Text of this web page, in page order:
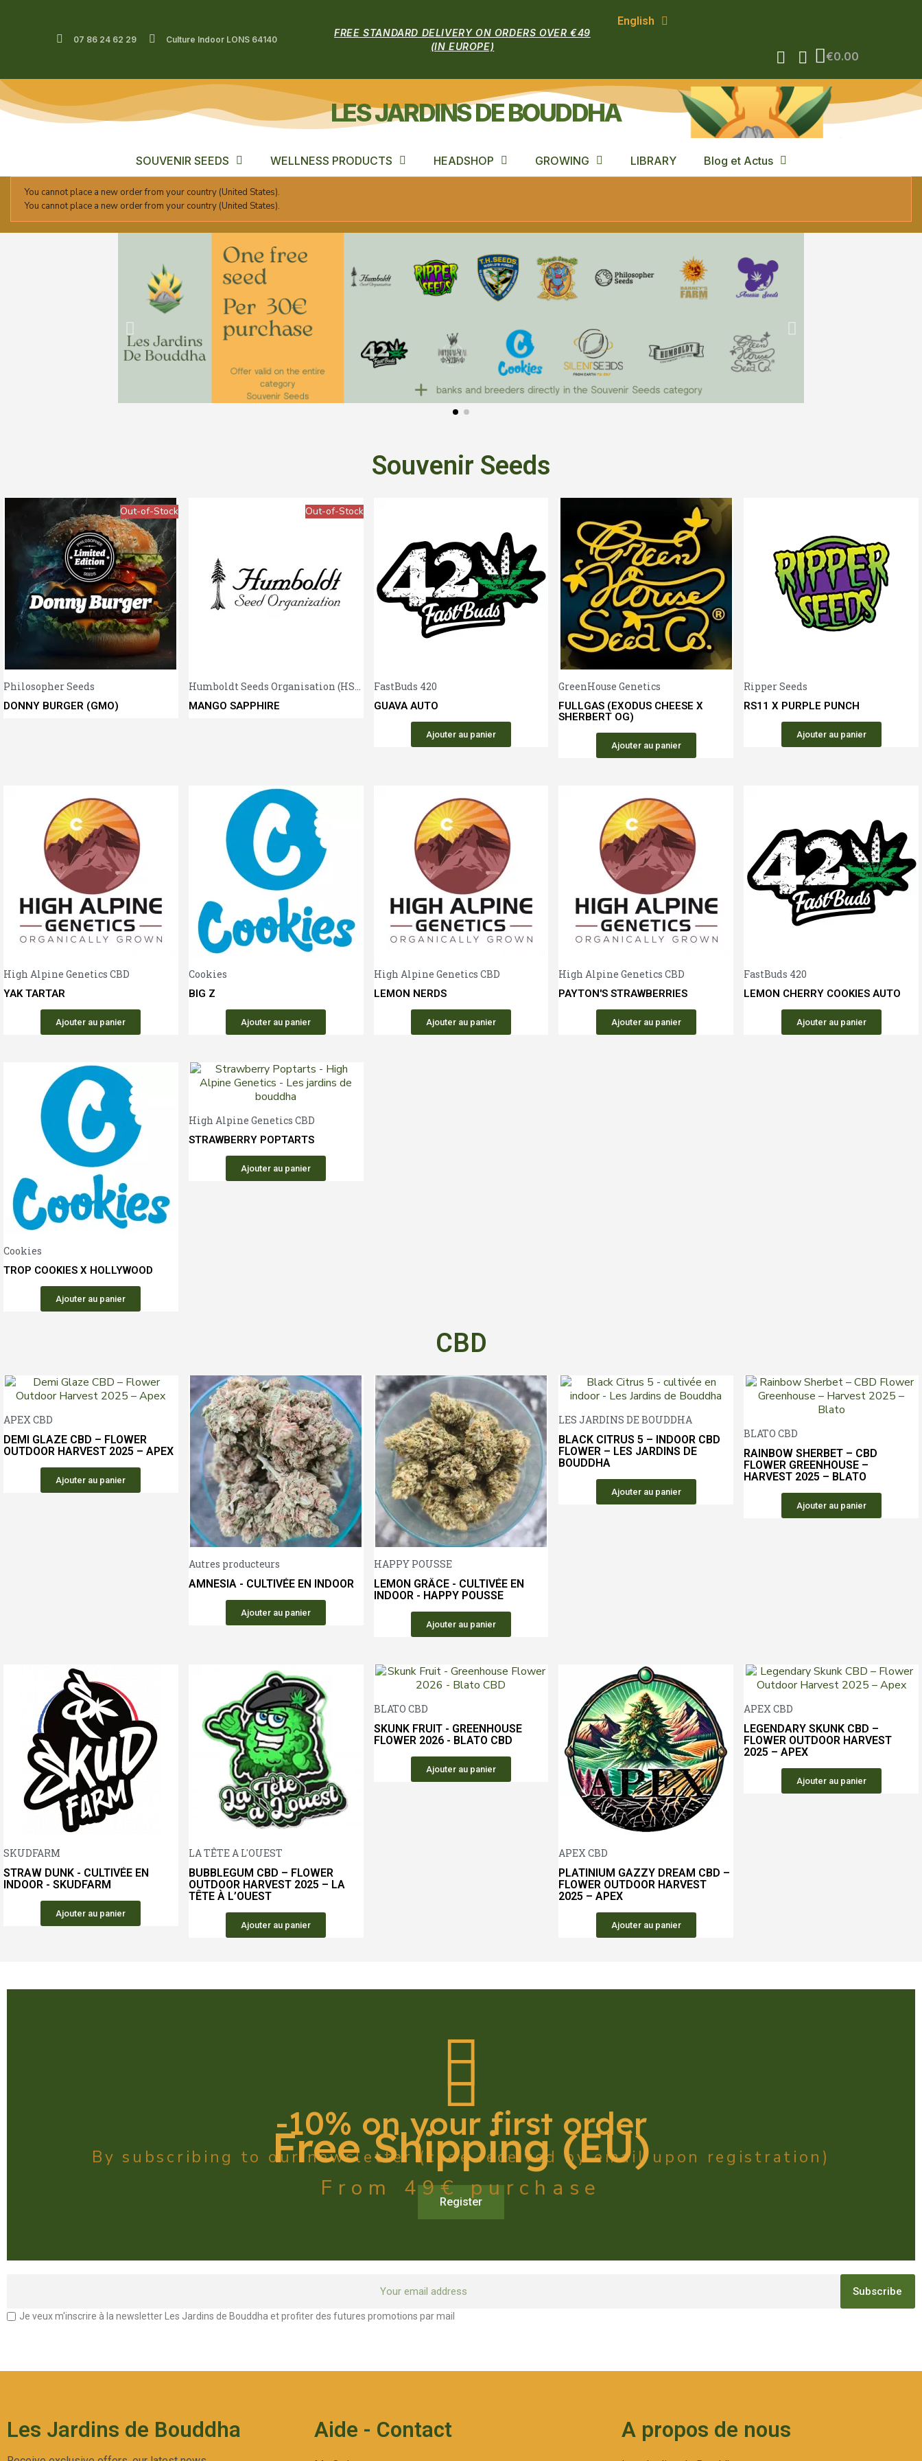
07 86 24 62 29 Culture Indoor LONS 64140
FREE STANDARD DELIVERY ON ORDERS OVER €49
(IN EUROPE)
English
€0.00
LES JARDINS DE BOUDDHA
SOUVENIR SEEDS WELLNESS PRODUCTS HEADSHOP GROWING LIBRARY Blog et Actus
You cannot place a new order from your country (United States).
You cannot place a new order from your country (United States).
Souvenir Seeds
Aperçu rapide
Out-of-Stock
Philosopher Seeds
DONNY BURGER (GMO)
Aperçu rapide
Out-of-Stock
Humboldt Seeds Organisation (HSO)
MANGO SAPPHIRE
Aperçu rapide
FastBuds 420
GUAVA AUTO
Ajouter au panier
Aperçu rapide
GreenHouse Genetics
FULLGAS (EXODUS CHEESE X
SHERBERT OG)
Ajouter au panier
Ripper Seeds
RS11 X PURPLE PUNCH
Ajouter au panier
Aperçu rapide
High Alpine Genetics CBD
YAK TARTAR
Ajouter au panier
Aperçu rapide
Cookies
BIG Z
Ajouter au panier
Aperçu rapide
High Alpine Genetics CBD
LEMON NERDS
Ajouter au panier
Aperçu rapide
High Alpine Genetics CBD
PAYTON'S STRAWBERRIES
Ajouter au panier
FastBuds 420
LEMON CHERRY COOKIES AUTO
Ajouter au panier
Cookies
TROP COOKIES X HOLLYWOOD
Ajouter au panier
High Alpine Genetics CBD
STRAWBERRY POPTARTS
Ajouter au panier
CBD
Aperçu rapide
APEX CBD
DEMI GLAZE CBD – FLOWER
OUTDOOR HARVEST 2025 – APEX
Ajouter au panier
Aperçu rapide
Autres producteurs
AMNESIA - CULTIVÉE EN INDOOR
Ajouter au panier
HAPPY POUSSE
LEMON GRÂCE - CULTIVÉE EN
INDOOR - HAPPY POUSSE
Ajouter au panier
LES JARDINS DE BOUDDHA
BLACK CITRUS 5 – INDOOR CBD
FLOWER – LES JARDINS DE
BOUDDHA
Ajouter au panier
BLATO CBD
RAINBOW SHERBET – CBD
FLOWER GREENHOUSE –
HARVEST 2025 – BLATO
Ajouter au panier
Aperçu rapide
SKUDFARM
STRAW DUNK - CULTIVÉE EN
INDOOR - SKUDFARM
Ajouter au panier
LA TÊTE A L'OUEST
BUBBLEGUM CBD – FLOWER
OUTDOOR HARVEST 2025 – LA
TÊTE À L’OUEST
Ajouter au panier
BLATO CBD
SKUNK FRUIT - GREENHOUSE
FLOWER 2026 - BLATO CBD
Ajouter au panier
APEX CBD
PLATINIUM GAZZY DREAM CBD –
FLOWER OUTDOOR HARVEST
2025 – APEX
Ajouter au panier
APEX CBD
LEGENDARY SKUNK CBD –
FLOWER OUTDOOR HARVEST
2025 – APEX
Ajouter au panier
Free Shipping (EU)
From 49€ purchase
-10% on your first order
By subscribing to our newsletter (code received by email upon registration)
Register
Subscribe
Je veux m'inscrire à la newsletter Les Jardins de Bouddha et profiter des futures promotions par mail
Les Jardins de Bouddha Aide - Contact A propos de nous